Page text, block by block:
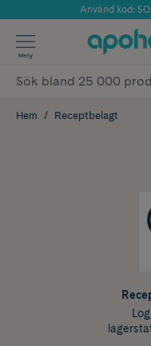
Årets
Använd kod:
✓
Meny
Hem Receptbelagt